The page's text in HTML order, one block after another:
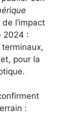
l’impact
2024 :
pour la
: